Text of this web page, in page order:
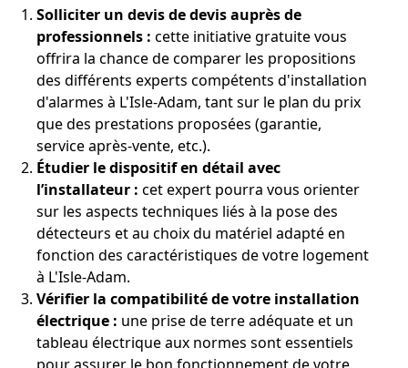
Solliciter un devis de devis auprès de
professionnels : cette initiative gratuite vous
offrira la chance de comparer les propositions
des différents experts compétents d'installation
d'alarmes à L'Isle-Adam, tant sur le plan du prix
que des prestations proposées (garantie,
service après-vente, etc.).
Étudier le dispositif en détail avec
l’installateur : cet expert pourra vous orienter
sur les aspects techniques liés à la pose des
détecteurs et au choix du matériel adapté en
fonction des caractéristiques de votre logement
à L'Isle-Adam.
Vérifier la compatibilité de votre installation
électrique : une prise de terre adéquate et un
tableau électrique aux normes sont essentiels